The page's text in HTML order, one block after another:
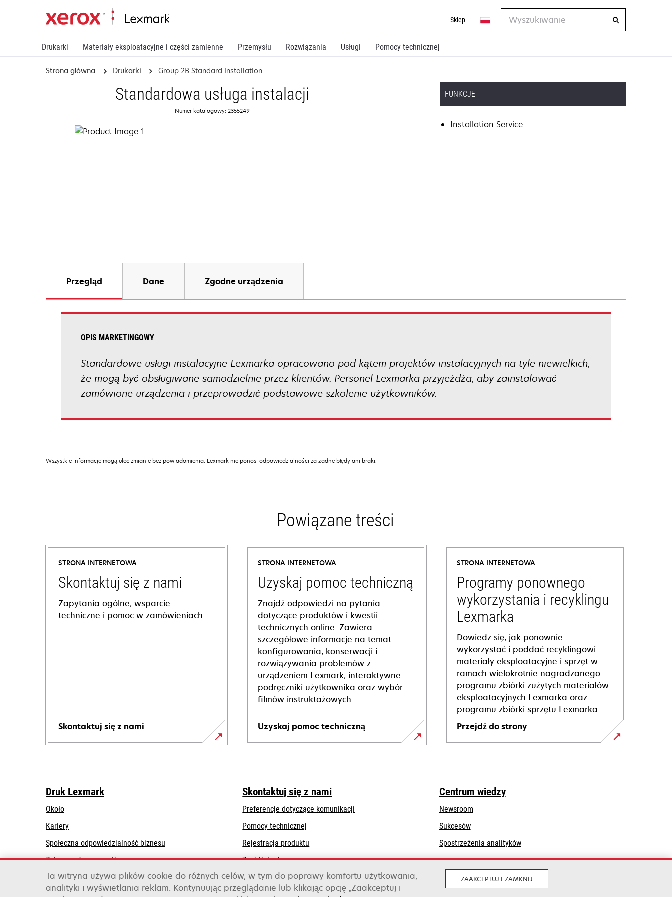
Drukarki Materiały eksploatacyjne i części zamienne Przemysłu Rozwiązania Usługi Pomocy technicznej
Sklep
Wyszukiwanie
Strona główna Drukarki Group 2B Standard Installation
Standardowa usługa instalacji
Numer katalogowy: 2355249
FUNKCJE
Installation Service
Przegląd Dane Zgodne urządzenia
OPIS MARKETINGOWY
Standardowe usługi instalacyjne Lexmarka opracowano pod kątem projektów instalacyjnych na tyle niewielkich,
że mogą być obsługiwane samodzielnie przez klientów. Personel Lexmarka przyjeżdża, aby zainstalować
zamówione urządzenia i przeprowadzić podstawowe szkolenie użytkowników.
Wszystkie informacje mogą ulec zmianie bez powiadomienia. Lexmark nie ponosi odpowiedzialności za żadne błędy ani braki.
Powiązane treści
STRONA INTERNETOWA
Skontaktuj się z nami
Zapytania ogólne, wsparcie
techniczne i pomoc w zamówieniach.
Skontaktuj się z nami
STRONA INTERNETOWA
Uzyskaj pomoc techniczną
Znajdź odpowiedzi na pytania
dotyczące produktów i kwestii
technicznych online. Zawiera
szczegółowe informacje na temat
konfigurowania, konserwacji i
rozwiązywania problemów z
urządzeniem Lexmark, interaktywne
podręczniki użytkownika oraz wybór
filmów instruktażowych.
Uzyskaj pomoc techniczną
opens
tab
STRONA INTERNETOWA
Programy ponownego
wykorzystania i recyklingu
Lexmarka
Dowiedz się, jak ponownie
wykorzystać i poddać recyklingowi
materiały eksploatacyjne i sprzęt w
ramach wielokrotnie nagradzanego
programu zbiórki zużytych materiałów
eksploatacyjnych Lexmarka oraz
programu zbiórki sprzętu Lexmarka.
Przejdź do strony
Druk Lexmark
Około
Kariery
Społeczna odpowiedzialność biznesu
new
tab
Zrównoważony rozwój
Lexmark Partners
Skontaktuj się z nami
Preferencje dotyczące komunikacji
Pomocy technicznej
a
new
tab
Rejestracja produktu
Znajdź dealera
Lista hurtowni
Centrum wiedzy
Newsroom
Sukcesów
Spostrzeżenia analityków
Ta witryna używa plików cookie do różnych celów, w tym do poprawy komfortu użytkowania,
analityki i wyświetlania reklam. Kontynuując przeglądanie lub klikając opcję „Zaakceptuj i
ZAAKCEPTUJ I ZAMKNIJ